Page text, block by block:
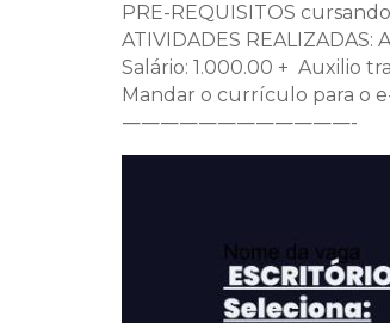
PRE-REQUISITOS
ATIVIDADES
Salário: 1.000.00 + Auxilio
Mandar o currículo para o
————————————-